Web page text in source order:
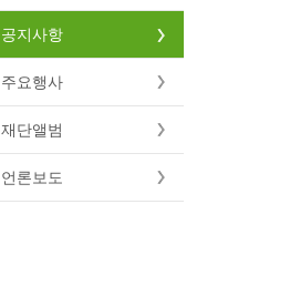
공지사항
주요행사
재단앨범
언론보도